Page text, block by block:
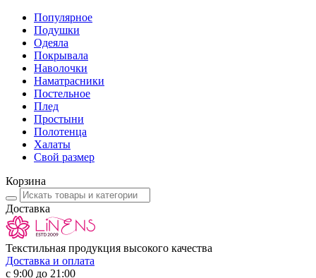
Популярное
Подушки
Одеяла
Покрывала
Наволочки
Наматрасники
Постельное
Плед
Простыни
Полотенца
Халаты
Свой размер
Корзина
Доставка
Текстильная продукция высокого качества
Доставка и оплата
с 9:00 до 21:00